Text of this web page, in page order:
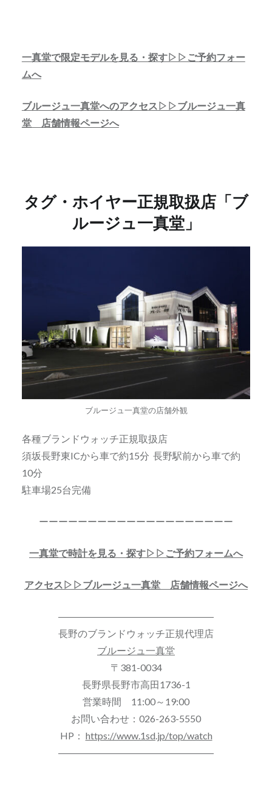
一真堂で限定モデルを見る・探す▷▷ご予約フォー
ムへ
ブルージュ一真堂へのアクセス▷▷ブルージュ一真
堂 店舗情報ページへ
タグ・ホイヤー正規取扱店「ブ
ルージュ一真堂」
ブルージュ一真堂の店舗外観
各種ブランドウォッチ正規取扱店
須坂長野東ICから車で約15分 長野駅前から車で約
10分
駐車場25台完備
ーーーーーーーーーーーーーーーーーーーー
一真堂で時計を見る・探す▷▷ご予約フォームへ
アクセス▷▷ブルージュ一真堂 店舗情報ページへ
――――――――――――――――
長野のブランドウォッチ正規代理店
ブルージュ一真堂
〒381-0034
長野県長野市高田1736-1
営業時間 11:00～19:00
お問い合わせ：026-263-5550
HP： https://www.1sd.jp/top/watch
――――――――――――――――